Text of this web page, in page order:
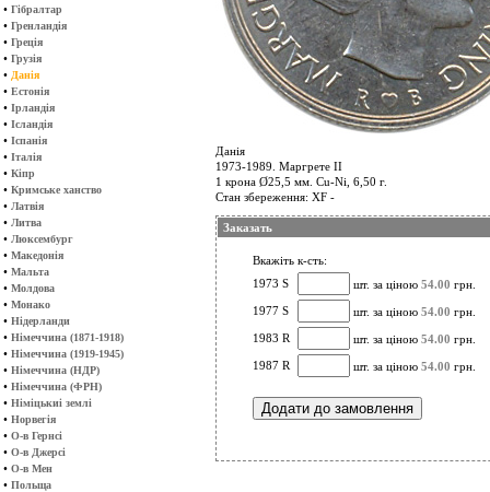
• Гібралтар
• Гренландія
• Греція
• Грузія
• Данія
• Естонія
• Ірландія
• Ісландія
• Іспанія
• Італія
• Кіпр
• Кримське ханство
• Латвія
• Литва
• Люксембург
• Македонія
• Мальта
• Молдова
• Монако
• Нідерланди
• Німеччина (1871-1918)
• Німеччина (1919-1945)
• Німеччина (НДР)
• Німеччина (ФРН)
• Німіцькиі землі
• Норвегія
• О-в Гернсі
• О-в Джерсі
• О-в Мен
• Польща
Данія
1973-1989. Маргрете II
1 крона Ø25,5 мм. Cu-Ni, 6,50 г.
Стан збереження: XF -
Заказать
Вкажіть к-сть:
1973 S
шт. за ціною 54.00 грн.
1977 S
шт. за ціною 54.00 грн.
1983 R
шт. за ціною 54.00 грн.
1987 R
шт. за ціною 54.00 грн.